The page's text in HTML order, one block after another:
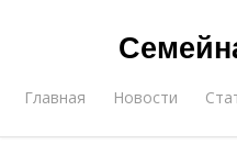
Главная Новости